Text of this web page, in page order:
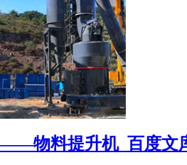
物料提升机_百度文